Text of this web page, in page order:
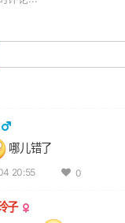
哪儿错了
20:55 0
子